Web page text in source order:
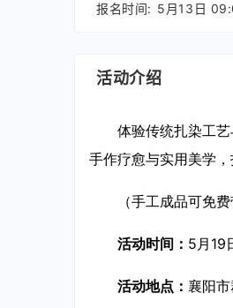
报名时间: 5月13日
活动介绍